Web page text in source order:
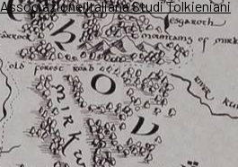
Associazione Italiana Studi Tolkieniani